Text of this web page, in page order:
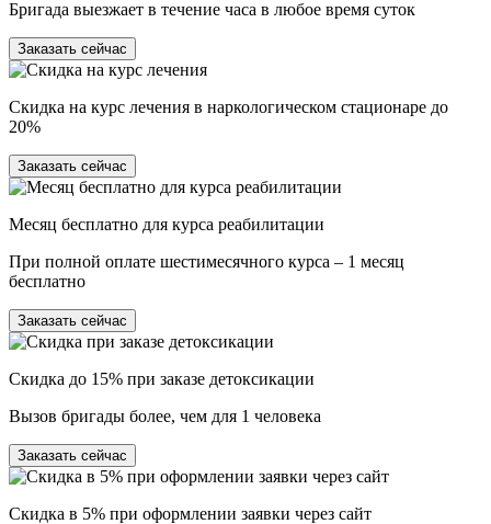
Бригада выезжает в течение часа в любое время суток
Заказать сейчас
Скидка на курс лечения в наркологическом стационаре до
20%
Заказать сейчас
Месяц бесплатно для курса реабилитации
При полной оплате шестимесячного курса – 1 месяц
бесплатно
Заказать сейчас
Скидка до 15% при заказе детоксикации
Вызов бригады более, чем для 1 человека
Заказать сейчас
Скидка в 5% при оформлении заявки через сайт